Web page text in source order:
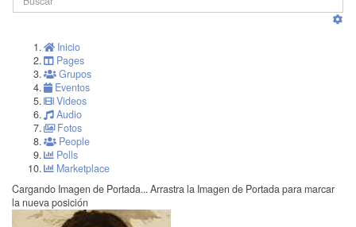
Inicio
Pages
Grupos
Eventos
Videos
Audio
Fotos
People
Polls
Marketplace
Cargando Imagen de Portada... Arrastra la Imagen de Portada para marcar
la nueva posición